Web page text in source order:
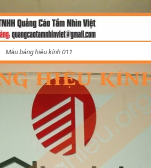
Mẫu bảng hiệu kính 011